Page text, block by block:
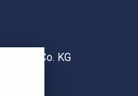
& Co. KG